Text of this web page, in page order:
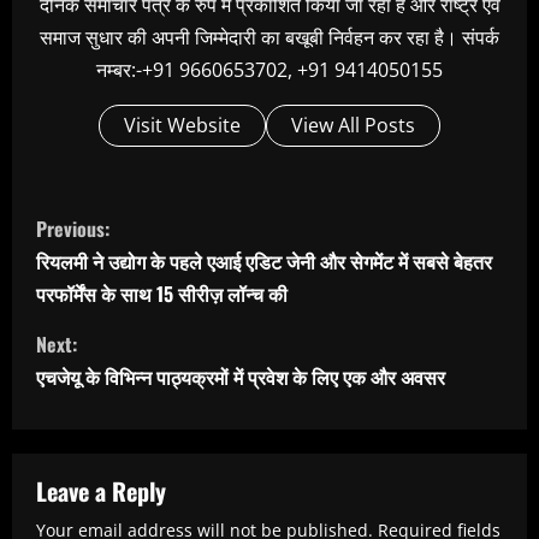
समाज सुधार की अपनी जिम्मेदारी का बखूबी निर्वहन कर रहा है। संपर्क
नम्बर:-+91 9660653702, +91 9414050155
Visit Website View All Posts
C
o
n
t
i
e
Previous:
रियलमी ने उद्योग के पहले एआई एडिट जेनी और सेगमेंट में सबसे बेहतर
परफॉर्मेंस के साथ 15 सीरीज़ लॉन्च की
Next:
एचजेयू के विभिन्‍न पाठ्यक्रमों में प्रवेश के लिए एक और अवसर
Leave a Reply
Your email address will not be published. Required fields